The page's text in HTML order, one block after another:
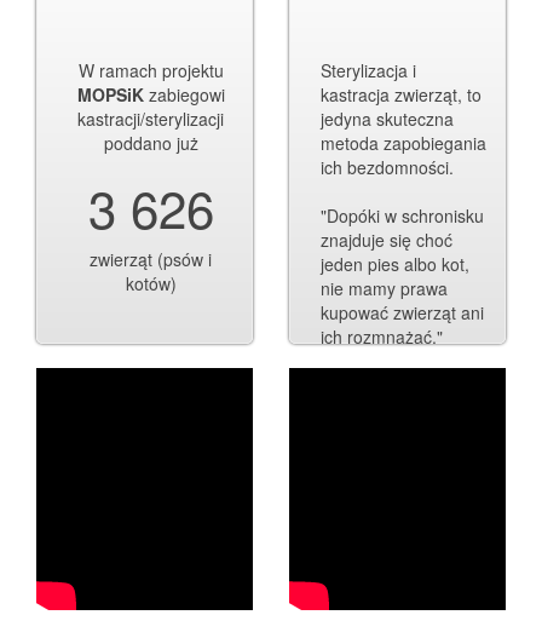
W ramach projektu
MOPSiKzabiegowi
kastracji/sterylizacji
poddano już
3 626
zwierząt (psów i
kotów)
Sterylizacja i
kastracja zwierząt, to
jedyna skuteczna
metoda zapobiegania
ich bezdomności.
"Dopóki w schronisku
znajduje się choć
jeden pies albo kot,
nie mamy prawa
kupować zwierząt ani
ich rozmnażać."